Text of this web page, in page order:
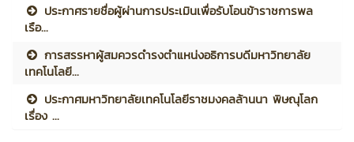
ประกาศรายชื่อผู้ผ่านการประเมินเพื่อรับโอนข้าราชการพล
เรือ...
การสรรหาผู้สมควรดำรงตำแหน่งอธิการบดีมหาวิทยาลัย
เทคโนโลยี...
ประกาศมหาวิทยาลัยเทคโนโลยีราชมงคลล้านนา พิษณุโลก
เรื่อง ...